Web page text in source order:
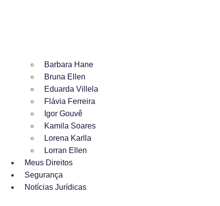
Barbara Hane
Bruna Ellen
Eduarda Villela
Flávia Ferreira
Igor Gouvê
Kamila Soares
Lorena Karlla
Lorran Ellen
Meus Direitos
Segurança
Notícias Jurídicas